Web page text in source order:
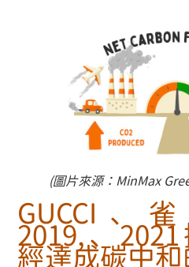
(圖片來源：MinMax
GUCCI、
2019,、
經達成碳中